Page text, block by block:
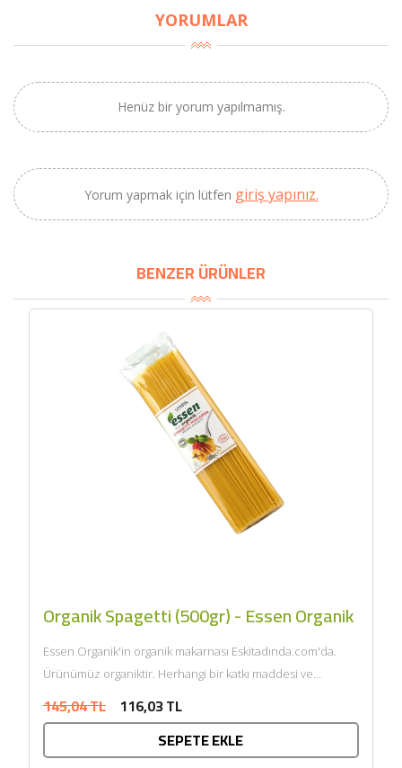
YORUMLAR
Henüz bir yorum yapılmamış.
Yorum yapmak için lütfen giriş yapınız.
BENZER ÜRÜNLER
Organik Spagetti (500gr) - Essen Organik
Essen Organik'in organik makarnası Eskitadında.com'da.
Ürünümüz organiktir. Herhangi bir katkı maddesi ve
ECOCERT tarafından sertifikalandı......
145,04 TL 116,03 TL
SEPETE EKLE
BU HAFTANIN PLANLI İNDİRİMİ
2690,00 TL
Kaan Olgun Hasat
Zeytinyağı (5lt, Soğuk
Sıkım) - Bilgem
Zeytincilik
SEPETE EKLE